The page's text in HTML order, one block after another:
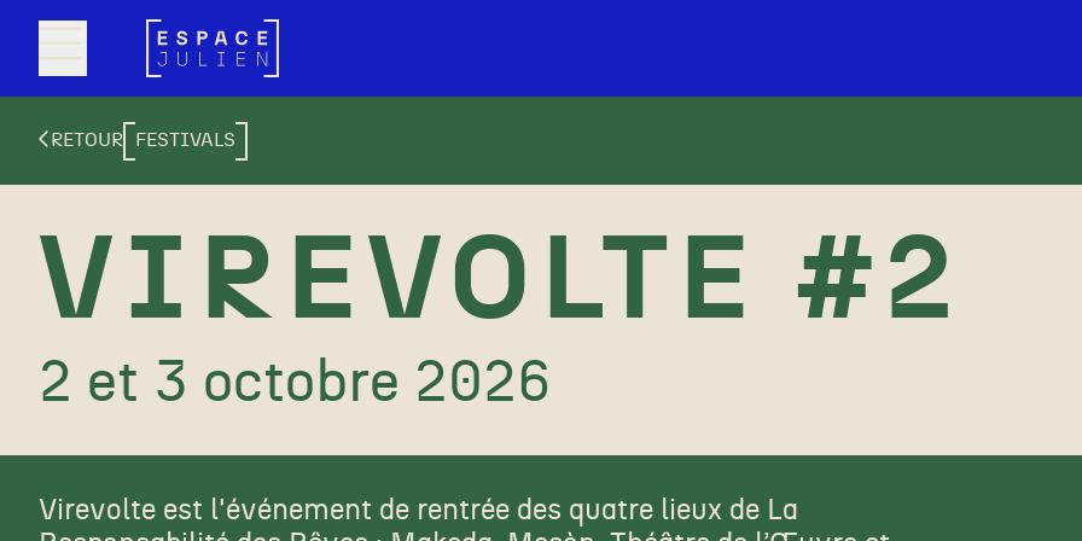
RETOUR FESTIVALS
VIREVOLTE #2
2 et 3 octobre 2026
Virevolte est l'événement de rentrée des quatre lieux de La